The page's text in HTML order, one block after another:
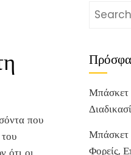
που
Search
Μπάσκετ
Μπάσκετ
Φορείς,